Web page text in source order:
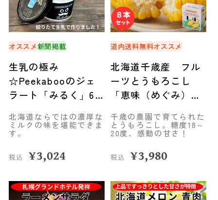
オススメ新聞掲載
生乳の極み
☆Peekabooのジェ
ラート「みるく」6
町
北海道ならではの濃厚な
ミルクの味を堪能できま
す。
税込 ¥3,024
道内送料無料オススメ
北海道千歳産 フル
ーツとうもろこし
「恵味（めぐみ）」
千歳の農園で育てられた
とうもろこし。糖度18～
20度、感動の甘さ！
税込 ¥3,980